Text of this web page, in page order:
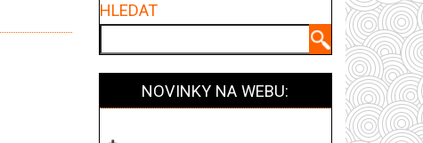
HLEDAT
NOVINKY NA WEBU: